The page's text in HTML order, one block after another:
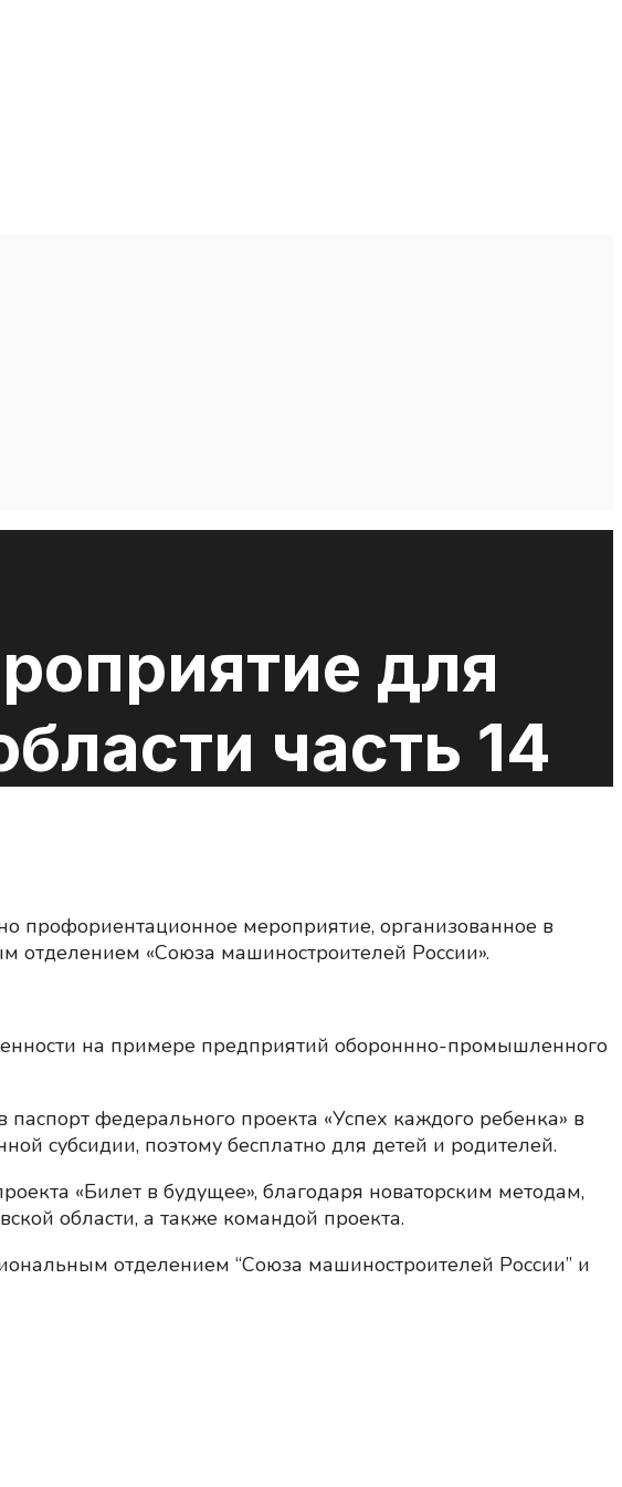
для
часть 14
мероприятие, организованное в
отделением «Союза машиностроителей России».
на примере предприятий обороннно-промышленного
федерального проекта «Успех каждого ребенка» в
субсидии, поэтому бесплатно для детей и родителей.
«Билет в будущее», благодаря новаторским методам,
области, а также командой проекта.
отделением “Союза машиностроителей России” и